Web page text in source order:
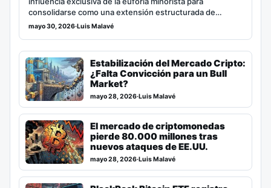
consolidarse como una extensión estructurada de…
mayo 30, 2026·Luis Malavé
Estabilización del Mercado Cripto:
¿Falta Convicción para un Bull
Market?
mayo 28, 2026·Luis Malavé
El mercado de criptomonedas
pierde 80.000 millones tras
nuevos ataques de EE.UU.
mayo 28, 2026·Luis Malavé